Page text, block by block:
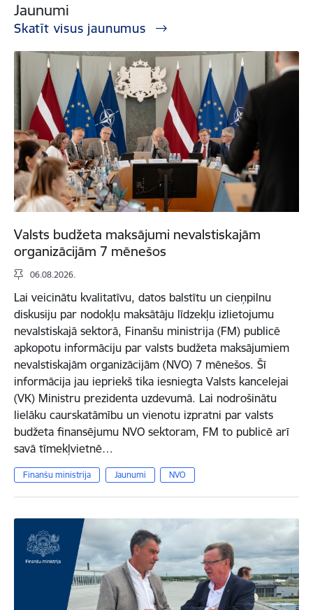
Jaunumi
Skatīt visus jaunumus
Valsts budžeta maksājumi nevalstiskajām
organizācijām 7 mēnešos
06.08.2026.
Lai veicinātu kvalitatīvu, datos balstītu un cieņpilnu
diskusiju par nodokļu maksātāju līdzekļu izlietojumu
nevalstiskajā sektorā, Finanšu ministrija (FM) publicē
apkopotu informāciju par valsts budžeta maksājumiem
nevalstiskajām organizācijām (NVO) 7 mēnešos. Šī
informācija jau iepriekš tika iesniegta Valsts kancelejai
(VK) Ministru prezidenta uzdevumā. Lai nodrošinātu
lielāku caurskatāmību un vienotu izpratni par valsts
budžeta finansējumu NVO sektoram, FM to publicē arī
savā tīmekļvietnē…
Finanšu ministrija Jaunumi NVO